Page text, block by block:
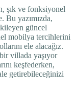
şık ve fonksiyonel
Bu yazımızda,
güncel
mobilya tercihlerini
ele alacağız.
villada yaşıyor
keşfederken,
getirebileceğinizi